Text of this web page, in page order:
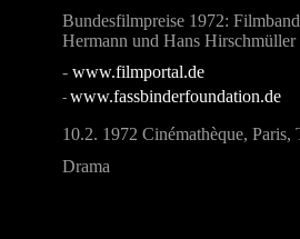
Bundesfilmpreise 1972:
Hermann und Hans
- www.filmportal.de
- www.fassbinderfoundation.de
10.2. 1972 Cinémathèque,
Drama